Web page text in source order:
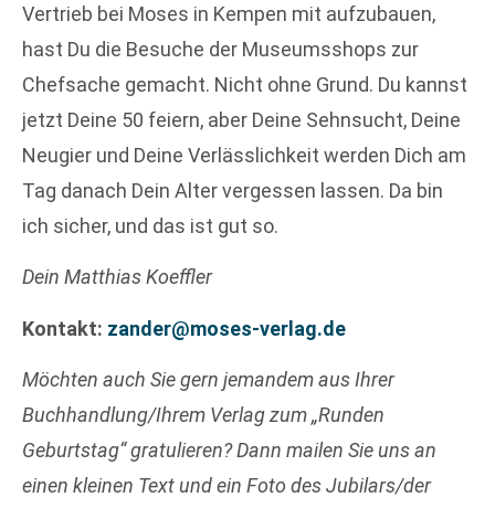
Vertrieb bei Moses in Kempen mit aufzubauen,
hast Du die Besuche der Museumsshops zur
Chefsache gemacht. Nicht ohne Grund. Du kannst
jetzt Deine 50 feiern, aber Deine Sehnsucht, Deine
Neugier und Deine Verlässlichkeit werden Dich am
Tag danach Dein Alter vergessen lassen. Da bin
ich sicher, und das ist gut so.
Dein Matthias Koeffler
Kontakt: zander@moses-verlag.de
Möchten auch Sie gern jemandem aus Ihrer
Buchhandlung/Ihrem Verlag zum „Runden
Geburtstag“ gratulieren? Dann mailen Sie uns an
einen kleinen Text und ein Foto des Jubilars/der